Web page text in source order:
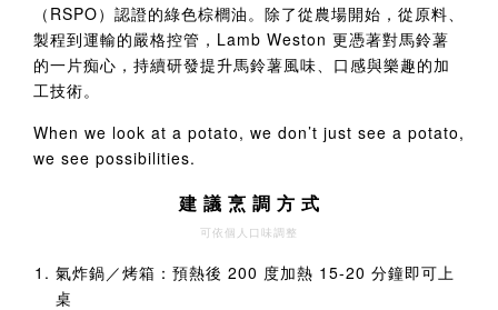
（RSPO）認證的綠色棕櫚油。除了從農場開始，從原料、
製程到運輸的嚴格控管，Lamb Weston 更憑著對馬鈴薯
的一片痴心，持續研發提升馬鈴薯風味、口感與樂趣的加
工技術。
When we look at a potato, we don’t just see a potato,
we see possibilities.
建 議 烹 調 方 式
可依個人口味調整
氣炸鍋／烤箱：預熱後 200 度加熱 15-20 分鐘即可上
桌